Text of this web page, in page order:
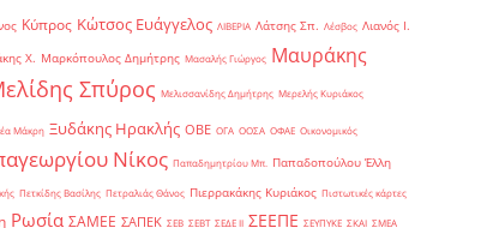
Κύπρος Κώτσος Ευάγγελος ΛΙΒΕΡΙΑ Λάτσης Σπ. Λέσβος Λιανός Ι.
Χ. Μαρκόπουλος Δημήτρης Μασαλής Γιώργος Μαυράκης
Σπύρος Μελισσανίδης Δημήτρης Μερελής Κυριάκος
Μάκρη Ξυδάκης Ηρακλής ΟΒΕ ΟΓΑ ΟΟΣΑ ΟΦΑΕ Οικονομικός
Νίκος Παπαδημητρίου Μπ. Παπαδοπούλου Έλλη
Πετκίδης Βασίλης Πετραλιάς Θάνος Πιερρακάκης Κυριάκος Πιστωτικές κάρτες
Ρωσία ΣΑΜΕΕ ΣΑΠΕΚ ΣΕΒ ΣΕΒΤ ΣΕΔΕ ΙΙ ΣΕΕΠΕ ΣΕΥΠΥΚΕ ΣΚΑΙ ΣΜΕΑ